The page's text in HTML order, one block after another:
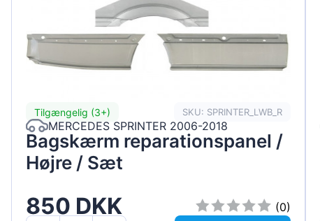
Tilgængelig (3+) SKU: SPRINTER_LWB_R
MERCEDES SPRINTER 2006-2018
Bagskærm reparationspanel /
Højre / Sæt
850 DKK
(0)